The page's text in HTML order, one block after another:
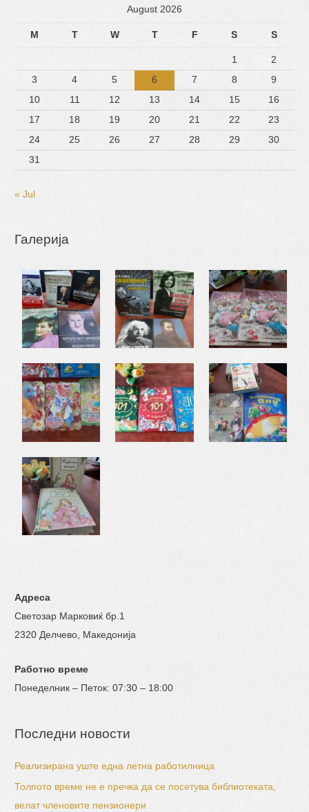
August 2026
M T W T F S S
1
2
3
4 5 6 7 8
9
10
11 12 13 14 15
16
17
18 19 20 21 22
23
24
25 26 27 28 29
30
31
« Jul
Галерија
Адреса
Светозар Марковиќ бр.1
2320 Делчево, Македонија
Работно време
Понеделник – Петок: 07:30 – 18:00
Последни новости
Реализирана уште една летна работилница
Толпото време не е пречка да се посетува библиотеката,
велат членовите пензионери